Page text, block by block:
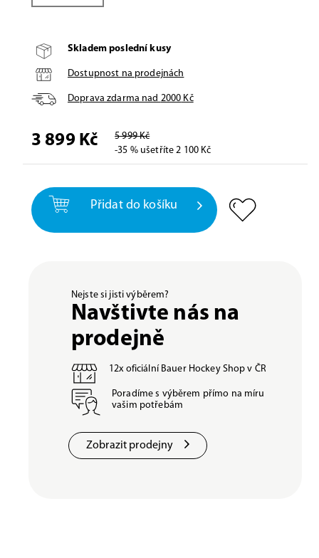
Skladem poslední kusy
Dostupnost na prodejnách
Doprava zdarma nad 2000 Kč
3 899 Kč
5 999 Kč
-35 % ušetříte 2 100 Kč
Přidat do košíku
Nejste si jisti výběrem?
Navštivte nás na
prodejně
12x oficiální Bauer Hockey Shop v ČR
Poradíme s výběrem přímo na míru
vašim potřebám
Zobrazit prodejny